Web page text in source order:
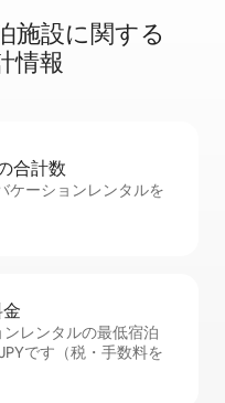
施⁠設⁠に関⁠す⁠る
情⁠報
合⁠計⁠数
ケーションレンタルを
レンタルの最低宿泊
です（税・手数料を